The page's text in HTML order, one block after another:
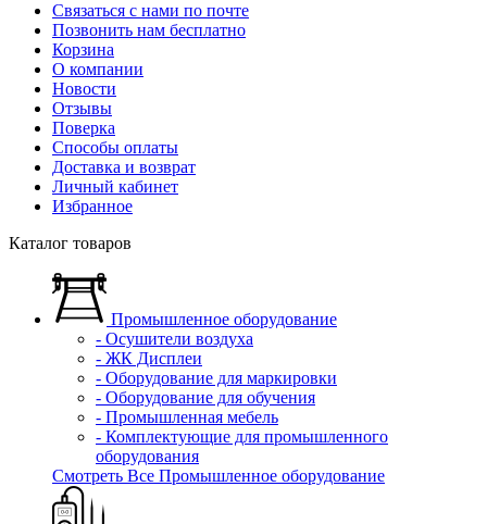
Связаться с нами по почте
Позвонить нам бесплатно
Корзина
О компании
Новости
Отзывы
Поверка
Способы оплаты
Доставка и возврат
Личный кабинет
Избранное
Каталог товаров
Промышленное оборудование
- Осушители воздуха
- ЖК Дисплеи
- Оборудование для маркировки
- Оборудование для обучения
- Промышленная мебель
- Комплектующие для промышленного
оборудования
Смотреть Все Промышленное оборудование